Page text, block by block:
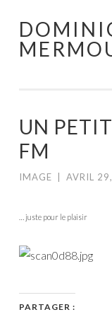
Aller
au
UN
FM
IMAGE AVRIL
… juste pour le plaisir
PARTAGER :